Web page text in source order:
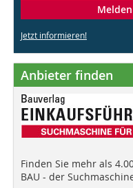
Jetzt informieren!
Anbieter finden
Finden Sie mehr als
BAU - der